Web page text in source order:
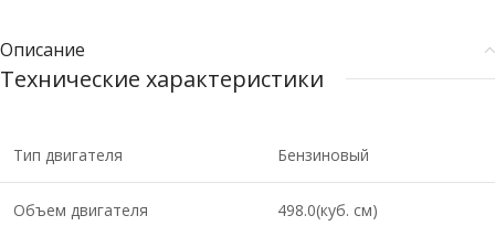
Описание
Технические характеристики
Тип двигателя Бензиновый
Объем двигателя 498.0(куб. см)